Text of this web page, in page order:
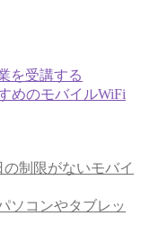
を受講する
めのモバイルWiFi
制限がないモバイ
ソコンやタブレッ